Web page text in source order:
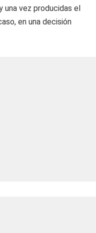
una vez producidas el
en una decisión